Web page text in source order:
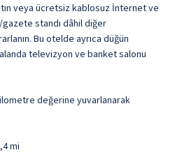
veya ücretsiz kablosuz İnternet ve
standı dâhil diğer
Bu otelde ayrıca düğün
televizyon ve banket salonu
değerine yuvarlanarak
mi